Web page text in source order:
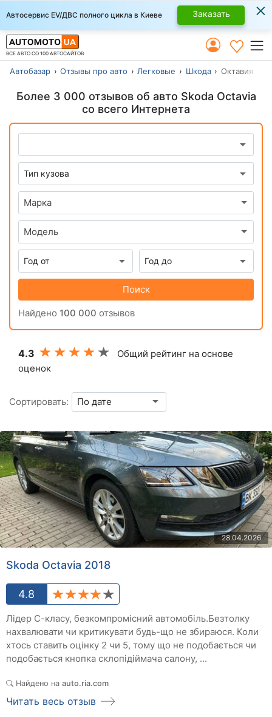
Автосервис EV/ДВС полного цикла в Киеве Заказать ×
ВСЕ АВТО СО 100 АВТОСАЙТОВ
Автобазар Отзывы про авто Легковые Шкода Октавия
Более 3 000 отзывов об авто Skoda Octavia
со всего Интернета
Марка
Модель
Поиск
Найдено 100 000 отзывов
4.3
Общий рейтинг на основе
оценок
Сортировать:
28.04.2026
Skoda Octavia 2018
4.8
Лідер С-класу, безкомпромісний автомобіль.Безтолку
нахвалювати чи критикувати будь-що не збираюся. Коли
хтось ставить оцінку 2 чи 5, тому що не подобається чи
подобається кнопка склопідіймача салону, ...
Найдено на auto.ria.com
Читать весь отзыв